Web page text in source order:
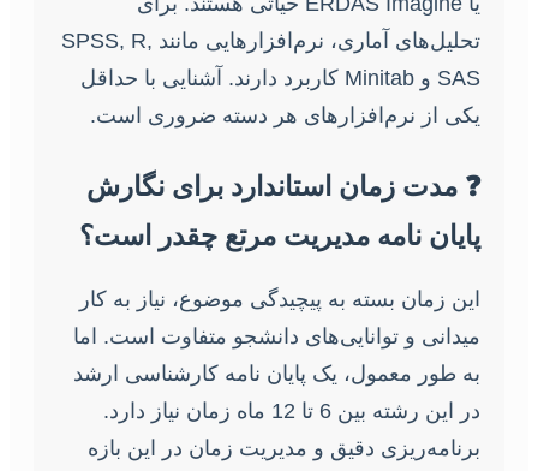
تحلیل‌های آماری، نرم‌افزارهایی مانند SPSS, R,
SAS و Minitab کاربرد دارند. آشنایی با حداقل
یکی از نرم‌افزارهای هر دسته ضروری است.
❓ مدت زمان استاندارد برای نگارش
پایان نامه مدیریت مرتع چقدر است؟
این زمان بسته به پیچیدگی موضوع، نیاز به کار
میدانی و توانایی‌های دانشجو متفاوت است. اما
به طور معمول، یک پایان نامه کارشناسی ارشد
در این رشته بین 6 تا 12 ماه زمان نیاز دارد.
برنامه‌ریزی دقیق و مدیریت زمان در این بازه